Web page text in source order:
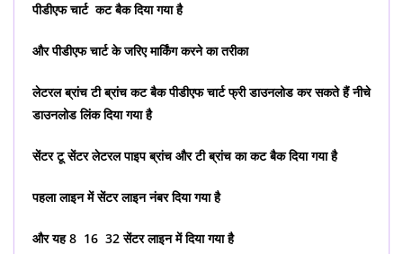
पीडीएफ चार्ट कट बैक दिया गया है
और पीडीएफ चार्ट के जरिए मार्किंग करने का तरीका
लेटरल ब्रांच टी ब्रांच कट बैक पीडीएफ चार्ट फ्री डाउनलोड कर सकते हैं नीचे
डाउनलोड लिंक दिया गया है
सेंटर टू सेंटर लेटरल पाइप ब्रांच और टी ब्रांच का कट बैक दिया गया है
पहला लाइन में सेंटर लाइन नंबर दिया गया है
और यह 8 16 32 सेंटर लाइन में दिया गया है